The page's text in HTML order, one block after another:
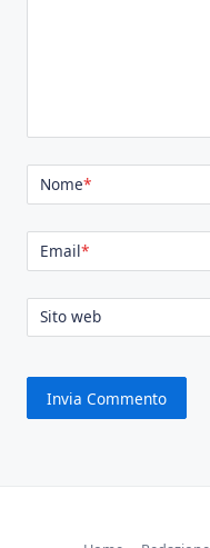
Nome*
Email*
Sito web